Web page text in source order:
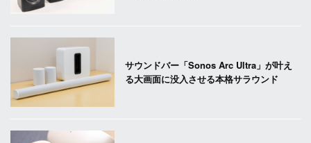
サウンドバー「Sonos Arc Ultra」が叶え
る大画面に没入させる本格サラウンド